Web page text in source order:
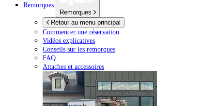
Remorques
Remorques
Retour au menu principal
Commencer une réservation
Vidéos explicatives
Conseils sur les remorques
FAQ
Attaches et accessoires